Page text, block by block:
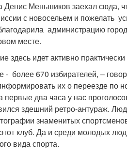
Денис Меньшиков заехал сюда,
с новосельем и пожелать
администрацию
месте.
здесь идет активно
- более 670 избирателей, –
их о переезде по
два часа у нас
здешний ретро-антураж.
знаменитых
клуб. Да и среди молодых
вида спорта.